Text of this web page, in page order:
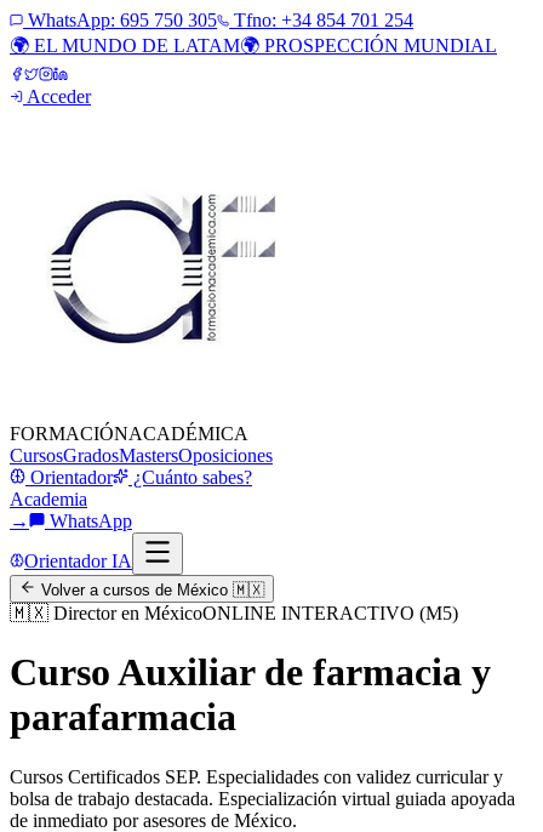
WhatsApp: 695 750 305
Tfno: +34 854 701 254
🌍 EL MUNDO DE LATAM🌍 PROSPECCIÓN MUNDIAL
Acceder
FORMACIÓNACADÉMICA
CursosGradosMastersOposiciones
Orientador
¿Cuánto sabes?
Academia
→
WhatsApp
Orientador IA
Volver a cursos de México 🇲🇽
🇲🇽 Director en MéxicoONLINE INTERACTIVO (M5)
Curso Auxiliar de farmacia y
parafarmacia
Cursos Certificados SEP. Especialidades con validez curricular y
bolsa de trabajo destacada. Especialización virtual guiada apoyada
de inmediato por asesores de México.